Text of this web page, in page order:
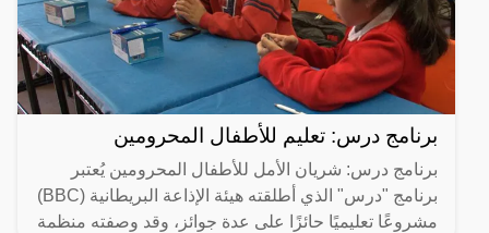
برنامج درس: تعليم للأطفال المحرومين
برنامج درس: شريان الأمل للأطفال المحرومين يُعتبر
برنامج "درس" الذي أطلقته هيئة الإذاعة البريطانية (BBC)
مشروعًا تعليميًا حائزًا على عدة جوائز، وقد وصفته منظمة